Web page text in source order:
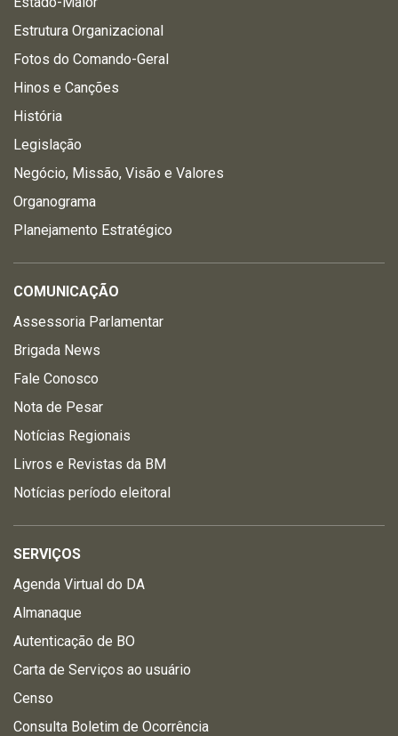
Estrutura Organizacional
Fotos do Comando-Geral
Hinos e Canções
História
Legislação
Negócio, Missão, Visão e Valores
Organograma
Planejamento Estratégico
COMUNICAÇÃO
Assessoria Parlamentar
Brigada News
Fale Conosco
Nota de Pesar
Notícias Regionais
Livros e Revistas da BM
Notícias período eleitoral
SERVIÇOS
Agenda Virtual do DA
Almanaque
Autenticação de BO
Carta de Serviços ao usuário
Censo
Consulta Boletim de Ocorrência